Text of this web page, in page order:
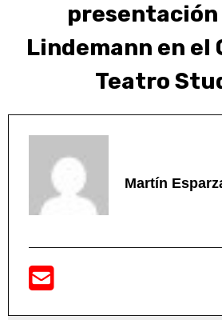
presentación
Lindemann en el
Teatro
Martín